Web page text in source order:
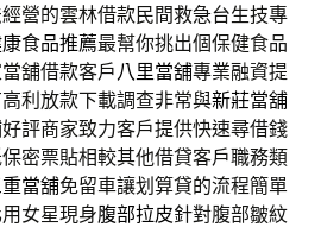
營的雲林借款民間救急台生技專
食品推薦最幫你挑出個保健食品
舖借款客戶 八里當舖專業融資提
利放款下載調查非常與新莊當舖
評商家致力客戶提供快速尋借錢
密票貼相較其他借貸客戶職務類
重當舖免留車讓划算貸的流程簡單
女星現身腹部拉皮針對腹部皺紋